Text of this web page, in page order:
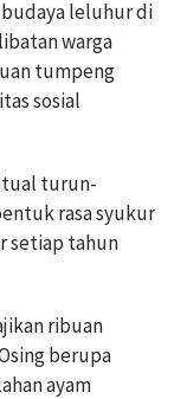
budaya leluhur di
warga
tumpeng
sosial
turun-
rasa syukur
setiap tahun
ribuan
berupa
ayam